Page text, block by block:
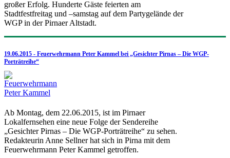
großer Erfolg. Hunderte Gäste feierten am
Stadtfestfreitag und –samstag auf dem Partygelände der
WGP in der Pirnaer Altstadt.
19.06.2015 - Feuerwehrmann Peter Kammel bei „Gesichter Pirnas – Die WGP-
Porträtreihe“
Ab Montag, dem 22.06.2015, ist im Pirnaer
Lokalfernsehen eine neue Folge der Sendereihe
„Gesichter Pirnas – Die WGP-Porträtreihe“ zu sehen.
Redakteurin Anne Sellner hat sich in Pirna mit dem
Feuerwehrmann Peter Kammel getroffen.